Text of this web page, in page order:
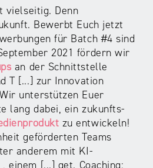
vielseitig. Denn
Bewerbt Euch jetzt
für Batch #4 sind
2021 fördern wir
an der Schnittstelle
T [...] zur Innovation
unterstützen Euer
lang dabei, ein zukunfts-
zu entwickeln!
geförderten Teams
anderem mit KI-